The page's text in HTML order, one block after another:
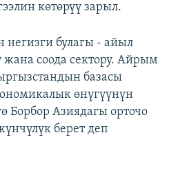
көтөрүү зарыл.
булагы - айыл
жана соода сектору. Айрым
базасы
өнүгүүнүн
Борбор Азиядагы орточо
берет деп